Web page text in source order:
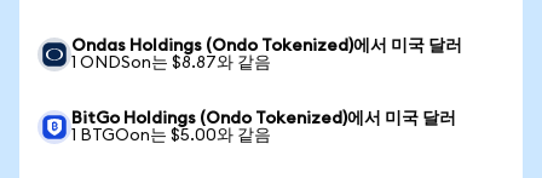
Ondas Holdings (Ondo Tokenized)에서 미국 달러
1 ONDSon는 $8.87와 같음
BitGo Holdings (Ondo Tokenized)에서 미국 달러
1 BTGOon는 $5.00와 같음